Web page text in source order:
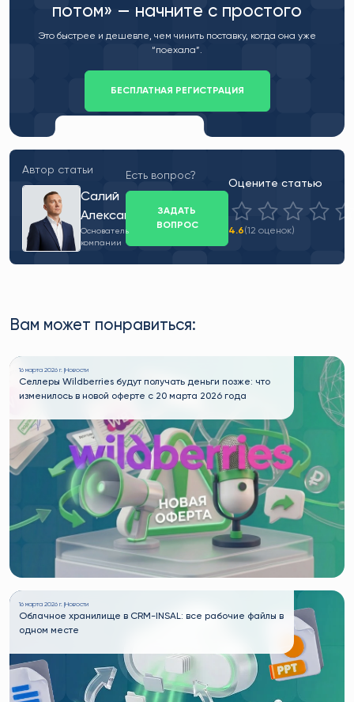
потом» — начните с простого
Это быстрее и дешевле, чем чинить поставку, когда она уже
“поехала”.
БЕСПЛАТНАЯ РЕГИСТРАЦИЯ
Автор статьи
Салий
Александр
Основатель
компании
Есть вопрос?
ЗАДАТЬ
ВОПРОС
Оцените статью
4.6(12 оценок)
Вам может понравиться:
16 марта 2026 г. | Новости
Селлеры Wildberries будут получать деньги позже: что
изменилось в новой оферте с 20 марта 2026 года
16 марта 2026 г. | Новости
Облачное хранилище в CRM-INSAL: все рабочие файлы в
одном месте